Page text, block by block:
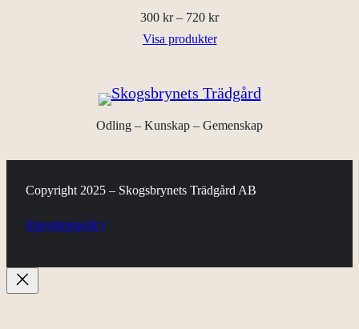
300 kr – 720 krPrisintervall:
Visa produkter
Odling – Kunskap – Gemenskap
Copyright 2025 – Skogsbrynets Trädgård AB
Integritetspolicy